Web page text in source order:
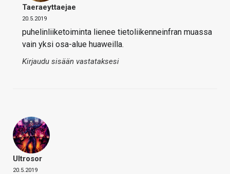
Taeraeyttaejae
20.5.2019
puhelinliiketoiminta lienee tietoliikenneinfran muassa
vain yksi osa-alue huaweilla.
Kirjaudu sisään vastataksesi
Ultrosor
20.5.2019